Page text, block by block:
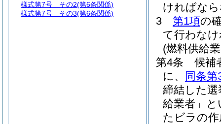
ければな
3
第1項の
て行わな
(燃料供給
第4条
候補
に、
同条第
締結した
給業者」と
たビラの
様式第7号 その2(第6条関係)
様式第7号 その3(第6条関係)